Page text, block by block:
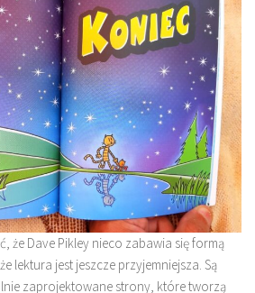
że Dave Pikley nieco zabawia się formą
lektura jest jeszcze przyjemniejsza. Są
zaprojektowane strony, które tworzą